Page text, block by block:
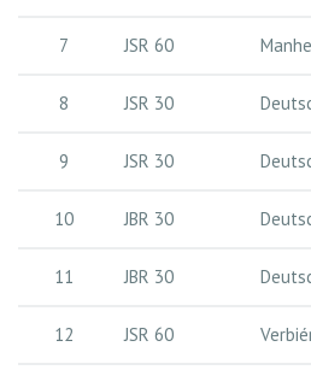
7 JSR 60
8 JSR 30
9 JSR 30
10 JBR 30
11 JBR 30
12 JSR 60